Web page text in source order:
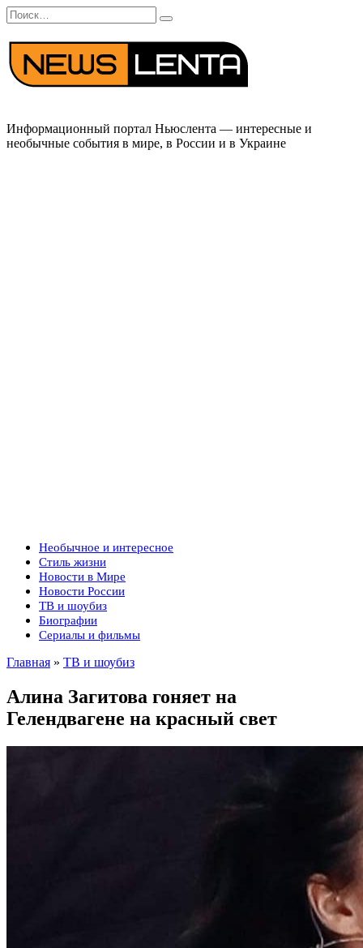
Перейти
к
содержанию
Search
for:
Информационный портал Ньюслента — интересные и
необычные события в мире, в России и в Украине
Необычное и интересное
Стиль жизни
Новости в Мире
Новости России
ТВ и шоубиз
Биографии
Сериалы и фильмы
Главная » ТВ и шоубиз
Алина Загитова гоняет на
Гелендвагене на красный свет